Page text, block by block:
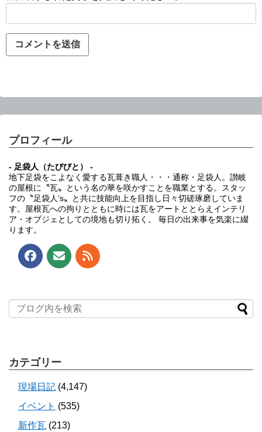
プロフィール
- 足袋人（たびびと） -
地下足袋をこよなく愛する瓦葺き職人・・・通称・足袋人。讃岐
の屋根に〝瓦〟という名の華を咲かすことを職業とする。スタッ
フの〝足袋人’s〟と共に技能向上を目指し日々切磋琢磨していま
す。屋根瓦への拘りとともに時には瓦をアートととらえインテリ
ア・オブジェとしての境地も切り拓く。 毎日の出来事を気楽に綴
ります。
カテゴリー
現場日記 (4,147)
イベント (535)
新作瓦 (213)